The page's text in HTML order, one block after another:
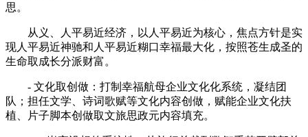
思。
从义、人平易近经济，以人平易近为核心，焦点方针是实
现人平易近神驰和人平易近糊口幸福最大化，按照苍生成圣的
生命取成长分派财富。
- 文化取创做：打制幸福航母企业文化化系统，凝结团
队；担任文学、诗词歌赋等文化内容创做，赋能企业文化扶
植、片子脚本创做取文旅思政元内容填充。